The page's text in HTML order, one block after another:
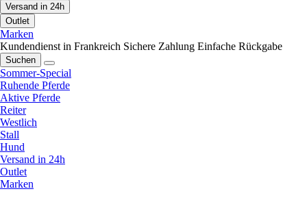
Versand in 24h
Outlet
Marken
Kundendienst in Frankreich Sichere Zahlung Einfache Rückgabe
Suchen
Sommer-Special
Ruhende Pferde
Aktive Pferde
Reiter
Westlich
Stall
Hund
Versand in 24h
Outlet
Marken